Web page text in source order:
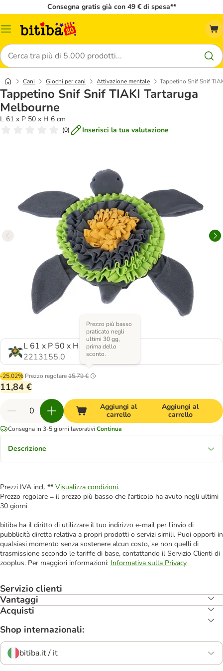
Consegna gratis già con 49 € di spesa**
Overview
Cerca
Cani Giochi per cani Attivazione mentale Tappetino Snif Snif
Tappetino Snif Snif TIAKI Tartaruga
Melbourne
L 61 x P 50 x H 6 cm
(0) Inserisci la tua valutazione
L 61 x P 50 x H 6 cm
2213155.0
-25.02% Prezzo regolare15,79 €
Prezzo più basso
praticato negli
ultimi 30 gg,
prima dello
sconto.
11,84 €
Aggiungi al
carrello
Aggiungi al
carrello
Consegna in 3-5 giorni lavorativi Continua
Descrizione
Prezzi IVA incl. ** Visualizza condizioni.
Prezzo regolare = il prezzo più basso che l'articolo ha avuto negli ultimi
30 giorni
bitiba ha il diritto di utilizzare il tuo indirizzo e-mail per l'invio di
pubblicità diretta relativa a propri prodotti o servizi simili. Puoi opporti in
qualsiasi momento senza sostenere alcun costo, se non quelli di
trasmissione secondo le tariffe di base, contattando il Servizio Clienti di
zooplus. Per maggiori informazioni: Informativa sulla Privacy
Servizio clienti
Vantaggi
Acquisti
Shop internazionali:
bitiba.it / it